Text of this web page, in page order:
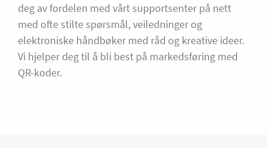
deg av fordelen med vårt supportsenter på nett
med ofte stilte spørsmål, veiledninger og
elektroniske håndbøker med råd og kreative ideer.
Vi hjelper deg til å bli best på markedsføring med
QR-koder.